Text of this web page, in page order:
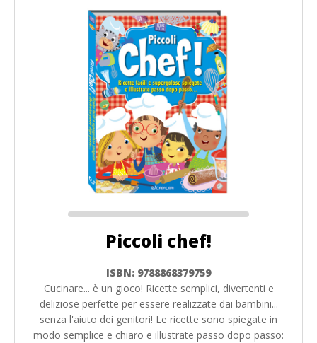
Piccoli chef!
ISBN: 9788868379759
Cucinare... è un gioco! Ricette semplici, divertenti e
deliziose perfette per essere realizzate dai bambini...
senza l'aiuto dei genitori! Le ricette sono spiegate in
modo semplice e chiaro e illustrate passo dopo passo: